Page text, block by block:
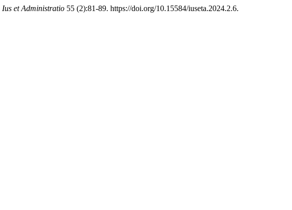
Ius et Administratio 55 (2):81-89. https://doi.org/10.15584/iuseta.2024.2.6.